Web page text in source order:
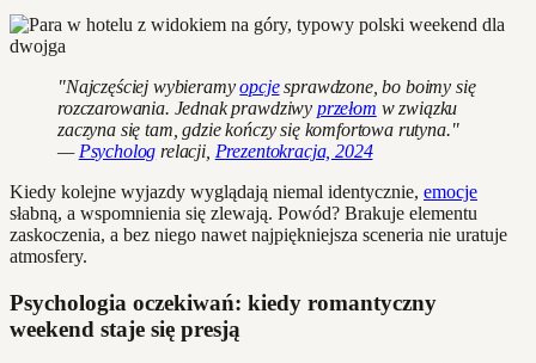
"Najczęściej wybieramyopcjesprawdzone, bo boimy się
rozczarowania. Jednak prawdziwy przełom w związku
zaczyna się tam, gdzie kończy się komfortowa rutyna."
— Psycholog relacji, Prezentokracja, 2024
Kiedy kolejne wyjazdy wyglądają niemal identycznie, emocje
słabną, a wspomnienia się zlewają. Powód? Brakuje elementu
zaskoczenia, a bez niego nawet najpiękniejsza sceneria nie uratuje
atmosfery.
Psychologia oczekiwań: kiedy romantyczny
weekend staje się presją